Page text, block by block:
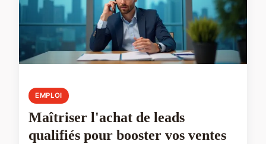
EMPLOI
Maîtriser l'achat de leads
qualifiés pour booster vos ventes